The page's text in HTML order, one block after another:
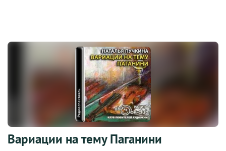
Вариации на тему Паганини